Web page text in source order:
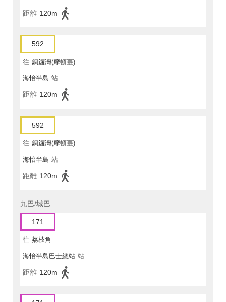
距離 120m
592
往 銅鑼灣(摩頓臺)
海怡半島 站
距離 120m
592
往 銅鑼灣(摩頓臺)
海怡半島 站
距離 120m
九巴/城巴
171
往 荔枝角
海怡半島巴士總站 站
距離 120m